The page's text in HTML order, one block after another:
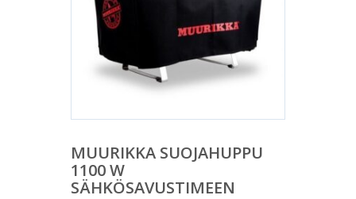
MUURIKKA SUOJAHUPPU
1100 W
SÄHKÖSAVUSTIMEEN